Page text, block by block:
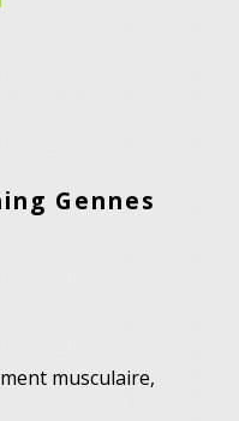
Gennes
musculaire,